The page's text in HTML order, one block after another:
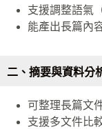
支援調整語氣
能產出長篇內
二、摘要與資料分
可整理長篇文
支援多文件比